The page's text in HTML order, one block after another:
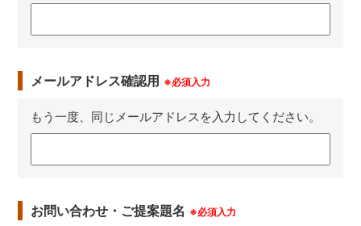
メールアドレス確認用 ※必須入力
もう一度、同じメールアドレスを入力してください。
お問い合わせ・ご提案題名 ※必須入力